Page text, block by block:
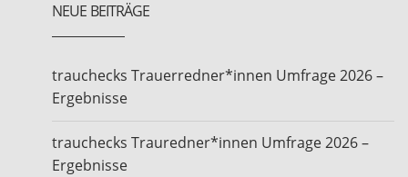
NEUE BEITRÄGE
trauchecks Trauerredner*innen Umfrage 2026 –
Ergebnisse
trauchecks Trauredner*innen Umfrage 2026 –
Ergebnisse